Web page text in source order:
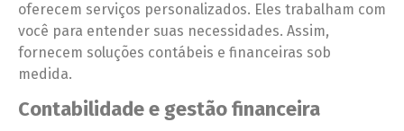
oferecem serviços personalizados. Eles trabalham com
você para entender suas necessidades. Assim,
fornecem soluções contábeis e financeiras sob
medida.
Contabilidade e gestão financeira